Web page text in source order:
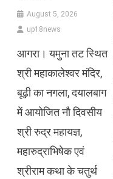
August 5, 2026
up18news
आगरा। यमुना तट स्थित
श्री महाकालेश्वर मंदिर,
बूढ़ी का नगला, दयालबाग
में आयोजित नौ दिवसीय
श्री रुद्र महायज्ञ,
महारुद्राभिषेक एवं
श्रीराम कथा के चतुर्थ